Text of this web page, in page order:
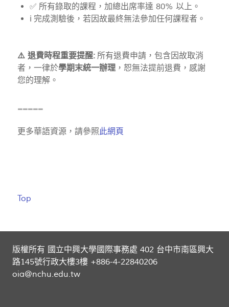
✅ 所有錄取的課程，加總出席率達 80% 以上。
ℹ️ 完成測驗後，若因故最終無法參加任何課程者。
⚠️ 退費時程重要提醒: 所有退費申請，包含因故取消
者，一律於學期末統一辦理 ，恕無法提前退費，感謝
您的理解。
-----
更多華語資源，請參照此網頁
Top
版權所有 國立中興大學國際事務處 402 台中市南區興大
路145號行政大樓3樓 +886-4-22840206
oia@nchu.edu.tw